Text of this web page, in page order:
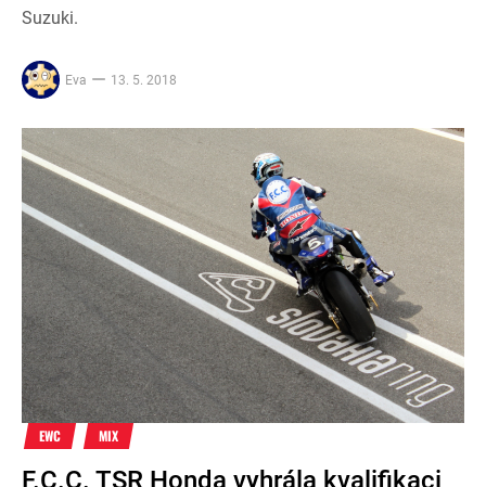
Suzuki.
Eva 13. 5. 2018
EWC MIX
F.C.C. TSR Honda vyhrála kvalifikaci